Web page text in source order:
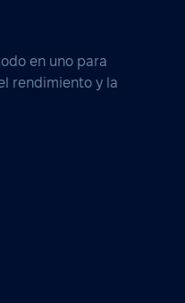
en uno para
rendimiento y la